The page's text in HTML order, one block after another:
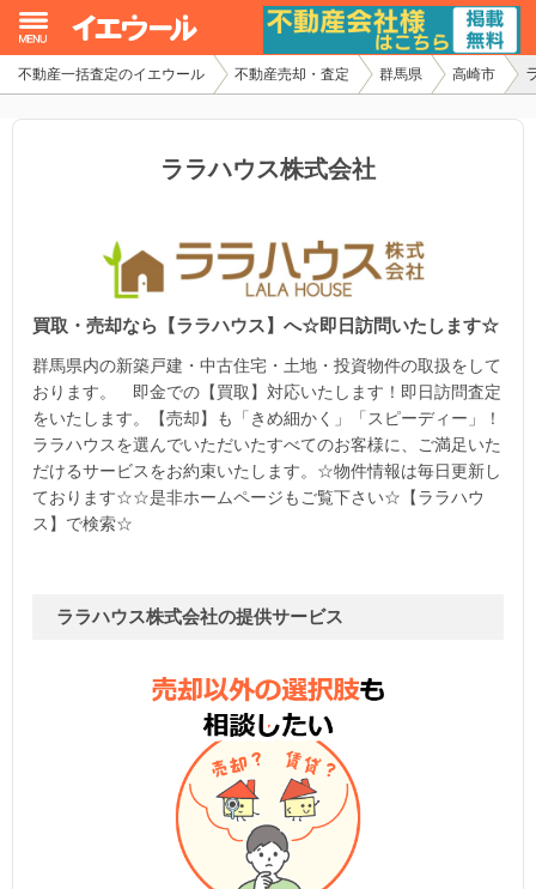
不動産一括査定のイエウール 不動産売却・査定 群馬県 高崎市
ララハウス株式会社
買取・売却なら【ララハウス】へ☆即日訪問いたします☆
群馬県内の新築戸建・中古住宅・土地・投資物件の取扱をして
おります。 即金での【買取】対応いたします！即日訪問査定
をいたします。【売却】も「きめ細かく」「スピーディー」！
ララハウスを選んでいただいたすべてのお客様に、ご満足いた
だけるサービスをお約束いたします。☆物件情報は毎日更新し
ております☆☆是非ホームページもご覧下さい☆【ララハウ
ス】で検索☆
ララハウス株式会社の提供サービス
イエウール加盟希望の不動産会社様
不動産の売却・一括査定
家査定シミュレーター
お問い合わせ